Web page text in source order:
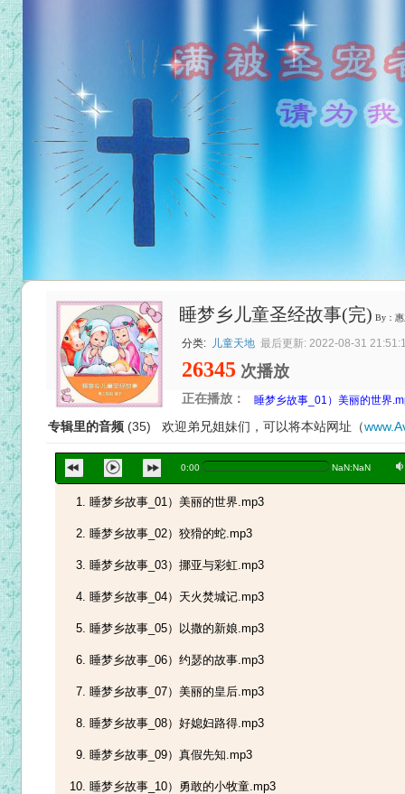
睡梦乡儿童圣经故事(完) By：
分类: 儿童天地 最后更新: 2022-08-31
26345 次播放
正在播放：
专辑里的音频 (35) 欢迎弟兄姐妹们，可以将本站网址（
0:00 NaN:NaN a
睡梦乡故事_01）美丽的世界
睡梦乡故事_01）美丽的世界.mp3
睡梦乡故事_02）狡猾的蛇.mp3
睡梦乡故事_03）挪亚与彩虹.mp3
睡梦乡故事_04）天火焚城记.mp3
睡梦乡故事_05）以撒的新娘.mp3
睡梦乡故事_06）约瑟的故事.mp3
睡梦乡故事_07）美丽的皇后.mp3
睡梦乡故事_08）好媳妇路得.mp3
睡梦乡故事_09）真假先知.mp3
睡梦乡故事_10）勇敢的小牧童.mp3